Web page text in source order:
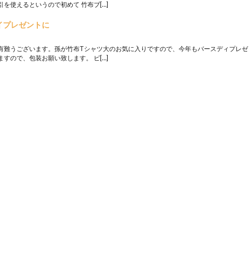
を使えるというので初めて 竹布ブ[…]
プレゼントに
難うございます。孫が竹布Tシャツ大のお気に入りですので、今年もバースディプレゼ
すので、包装お願い致します。 ピ[…]